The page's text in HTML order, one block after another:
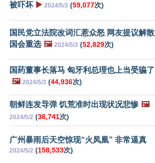
被吓坏 ▶️ 2024/5/3 (59,077次)
国民党立法院改词汇惹众怒 网友提议解散
国会重选 🖼️ 2024/5/3 (52,829次)
国药董事长落马 匈牙利总理也上当受骗了
🖼️ 2024/5/3 (44,936次)
朝鲜连发导弹 饥荒准时出现状况悲惨 🖼️
2024/5/2 (36,741次)
广州暴雨后天空惊现“火凤凰” 非常逼真
2024/5/2 (158,533次)